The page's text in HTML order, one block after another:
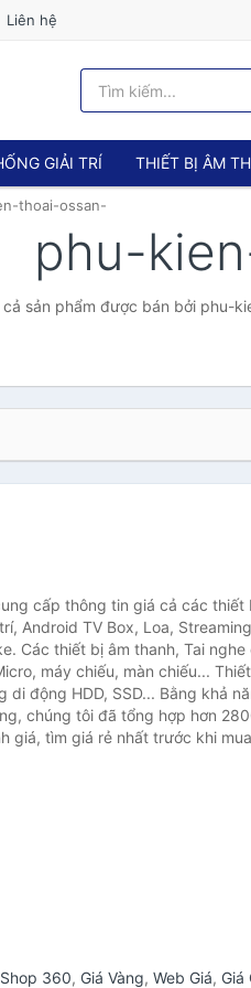
Liên hệ
GIẢI TRÍ THIẾT BỊ ÂM
thoai-ossan-
phu-
cả sản phẩm được bán bởi phu-
cấp thông tin giá cả các thiết
Android TV Box, Loa,
Các thiết bị âm thanh, Tai nghe
máy chiếu, màn chiếu...
động HDD, SSD... Bằng khả
chúng tôi đã tổng hợp hơn
giá, tìm giá rẻ nhất trước khi
360, Giá Vàng, Web Giá, Giá